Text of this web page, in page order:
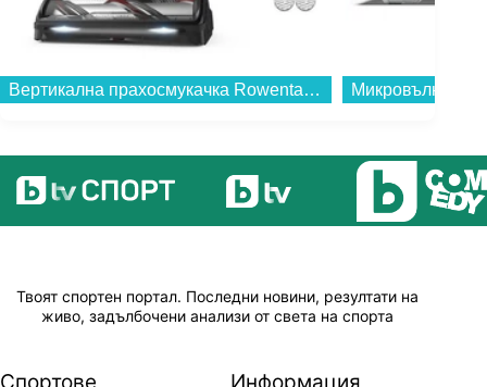
Вертикална прахосмукачка Rowenta RH9BC1WO X-FORCE FLEX 14.80 AQ...
Твоят спортен портал. Последни новини, резултати на
живо, задълбочени анализи от света на спорта